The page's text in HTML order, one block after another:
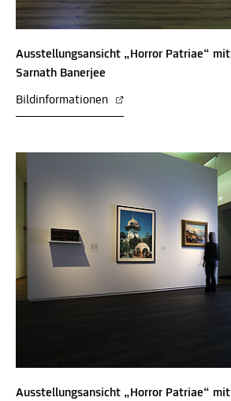
Ausstellungsansicht „Horror Patriae“ mit
Sarnath Banerjee
Bildinformationen
Ausstellungsansicht „Horror Patriae“ mit